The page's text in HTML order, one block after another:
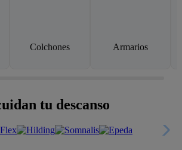
Colchones Armarios
tu descanso